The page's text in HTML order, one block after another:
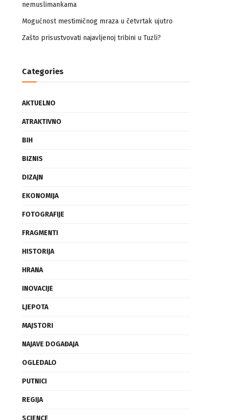
nemuslimankama
Mogućnost mestimičnog mraza u četvrtak ujutro
Zašto prisustvovati najavljenoj tribini u Tuzli?
Categories
AKTUELNO
ATRAKTIVNO
BIH
BIZNIS
DIZAJN
EKONOMIJA
FOTOGRAFIJE
FRAGMENTI
HISTORIJA
HRANA
INOVACIJE
LJEPOTA
MAJSTORI
NAJAVE DOGAĐAJA
OGLEDALO
PUTNICI
REGIJA
SCIENCE